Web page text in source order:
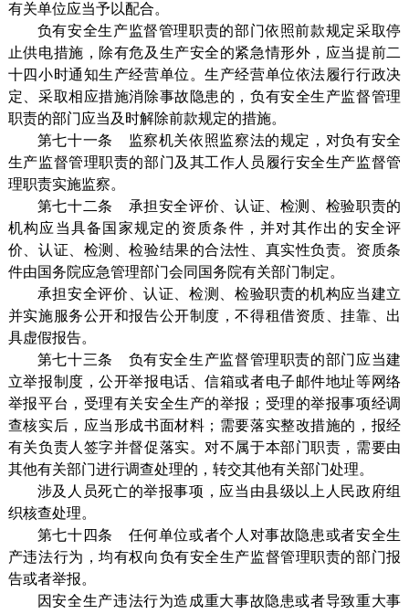
有关单位应当予以配合。
负有安全生产监督管理职责的部门依照前款规定采取停
止供电措施，除有危及生产安全的紧急情形外，应当提前二
十四小时通知生产经营单位。生产经营单位依法履行行政决
定、采取相应措施消除事故隐患的，负有安全生产监督管理
职责的部门应当及时解除前款规定的措施。
第七十一条 监察机关依照监察法的规定，对负有安全
生产监督管理职责的部门及其工作人员履行安全生产监督管
理职责实施监察。
第七十二条 承担安全评价、认证、检测、检验职责的
机构应当具备国家规定的资质条件，并对其作出的安全评
价、认证、检测、检验结果的合法性、真实性负责。资质条
件由国务院应急管理部门会同国务院有关部门制定。
承担安全评价、认证、检测、检验职责的机构应当建立
并实施服务公开和报告公开制度，不得租借资质、挂靠、出
具虚假报告。
第七十三条 负有安全生产监督管理职责的部门应当建
立举报制度，公开举报电话、信箱或者电子邮件地址等网络
举报平台，受理有关安全生产的举报；受理的举报事项经调
查核实后，应当形成书面材料；需要落实整改措施的，报经
有关负责人签字并督促落实。对不属于本部门职责，需要由
其他有关部门进行调查处理的，转交其他有关部门处理。
涉及人员死亡的举报事项，应当由县级以上人民政府组
织核查处理。
第七十四条 任何单位或者个人对事故隐患或者安全生
产违法行为，均有权向负有安全生产监督管理职责的部门报
告或者举报。
因安全生产违法行为造成重大事故隐患或者导致重大事